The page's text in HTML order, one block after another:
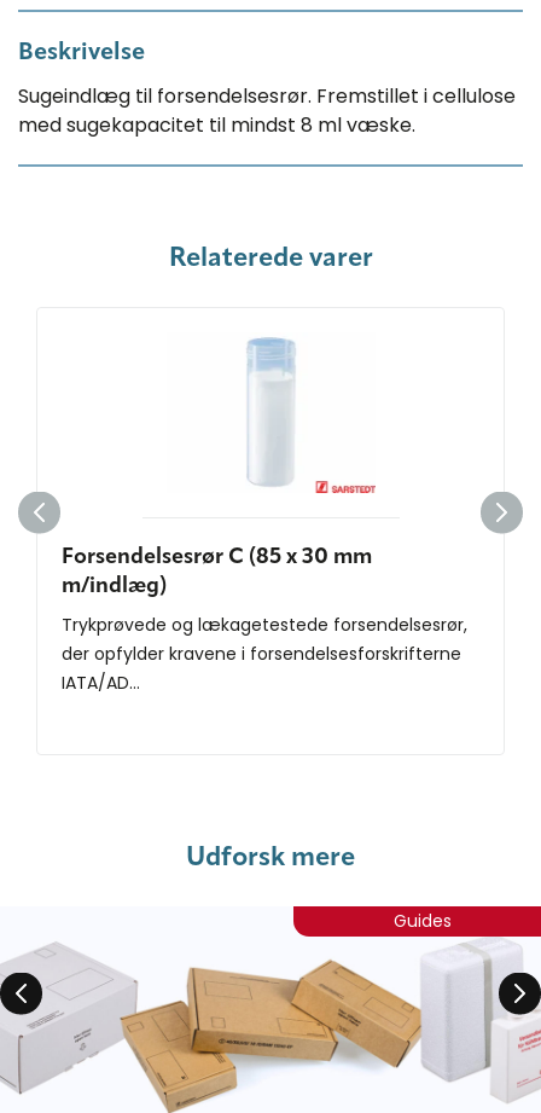
Beskrivelse
Sugeindlæg til forsendelsesrør. Fremstillet i cellulose
med sugekapacitet til mindst 8 ml væske.
Relaterede varer
Forsendelsesrør C (85 x 30 mm
m/indlæg)
Trykprøvede og lækagetestede forsendelsesrør,
der opfylder kravene i forsendelsesforskrifterne
IATA/AD...
Udforsk mere
Guides